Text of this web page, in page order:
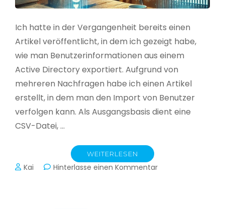
Ich hatte in der Vergangenheit bereits einen
Artikel veröffentlicht, in dem ich gezeigt habe,
wie man Benutzerinformationen aus einem
Active Directory exportiert. Aufgrund von
mehreren Nachfragen habe ich einen Artikel
erstellt, in dem man den Import von Benutzer
verfolgen kann. Als Ausgangsbasis dient eine
CSV-Datei, …
WEITERLESEN
Kai Hinterlasse einen Kommentarzu